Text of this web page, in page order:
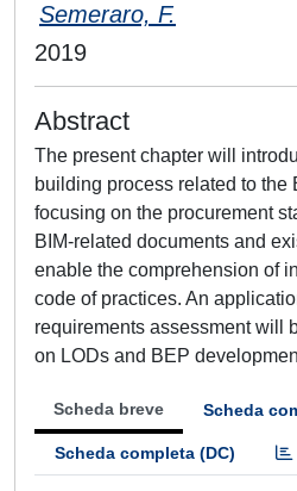
Semeraro, F.
2019
Abstract
The present chapter will
building process related to the
focusing on the procurement
BIM-related documents and
enable the comprehension of
code of practices. An
requirements assessment will
on LODs and BEP
Scheda breve Scheda
Scheda completa (DC)